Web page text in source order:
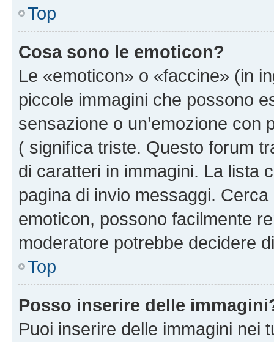
Top
Cosa sono le emoticon?
Le «emoticon» o «faccine» (in
piccole immagini che possono
sensazione o un’emozione
( significa triste. Questo forum
di caratteri in immagini. La lista
pagina di invio messaggi.
emoticon, possono facilmente
moderatore potrebbe decidere
Top
Posso inserire delle
Puoi inserire delle immagini nei